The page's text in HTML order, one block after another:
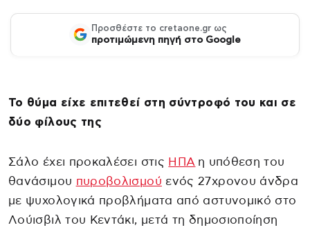
Προσθέστε το cretaone.gr ως
προτιμώμενη πηγή στο Google
Το θύμα είχε επιτεθεί στη σύντροφό του και σε
δύο φίλους της
Σάλο έχει προκαλέσει στις ΗΠΑ η υπόθεση του
θανάσιμου πυροβολισμού ενός 27χρονου άνδρα
με ψυχολογικά προβλήματα από αστυνομικό στο
Λούισβιλ του Κεντάκι, μετά τη δημοσιοποίηση